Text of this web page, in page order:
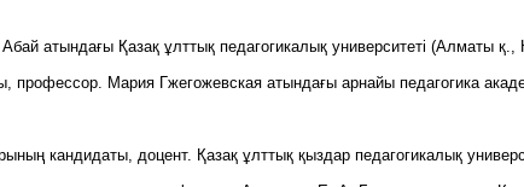
атындағы Қазақ ұлттық педагогикалық университеті (Алматы қ.,
профессор. Мария Гжегожевская атындағы арнайы педагогика
кандидаты, доцент. Қазақ ұлттық қыздар педагогикалық